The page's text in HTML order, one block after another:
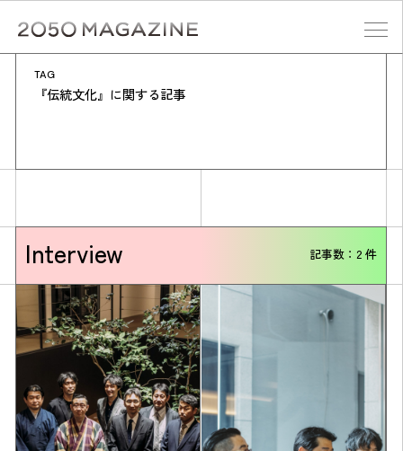
content
TAG
『伝統文化』に関する記事
Interview 記事数：2 件